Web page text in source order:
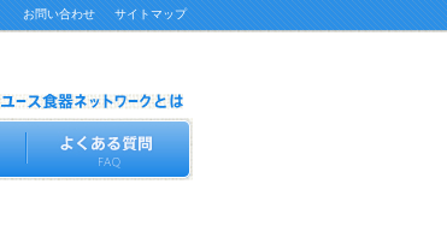
サイトマップ
お問い合わせ